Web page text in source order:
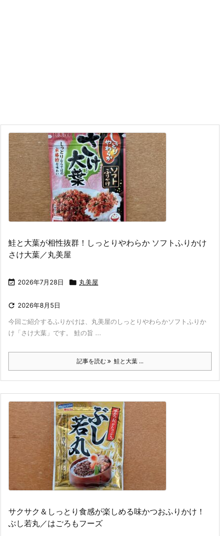
鮭と大葉が相性抜群！しっとりやわらか ソフトふりかけ
さけ大葉／丸美屋
 2026年7月28日  丸美屋
 2026年8月5日
今回ご紹介するふりかけは、丸美屋のしっとりやわらかソフトふりか
け「さけ大葉」です。 鮭の旨 ...
記事を読む 鮭と大葉 ...
サクサク＆しっとり食感が楽しめる味かつおふりかけ！
ぶし若丸／はごろもフーズ